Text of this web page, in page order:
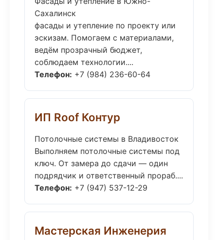
Сахалинск
фасады и утепление по проекту или
эскизам. Помогаем с материалами,
ведём прозрачный бюджет,
соблюдаем технологии....
Телефон: +7 (984) 236-60-64
ИП Roof Контур
Потолочные системы в Владивосток
Выполняем потолочные системы под
ключ. От замера до сдачи — один
подрядчик и ответственный прораб....
Телефон: +7 (947) 537-12-29
Мастерская Инженерия